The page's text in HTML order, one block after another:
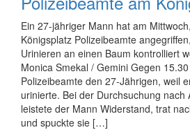
Ein 27-jähriger Mann hat am
Königsplatz Polizei­beamte
Urinieren an einen Baum kon­trolliert
Monica Smekal / Gemini Gegen
Polizei­beamte den 27-Jährigen, weil
urinierte. Bei der Durch­suchung nach
leistete der Mann Wider­stand, trat
und spuckte sie […]